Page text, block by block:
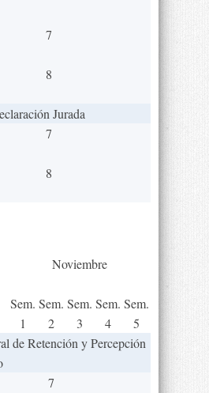
7
8
Jurada
7
8
Noviembre
Sem.
1
Sem.
2
Sem.
3
Sem.
4
Sem.
5
de Retención y Percepción
7